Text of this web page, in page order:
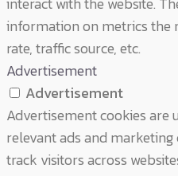
information on metrics the
rate, traffic source, etc.
Advertisement
Advertisement
Advertisement cookies are
relevant ads and
track visitors across